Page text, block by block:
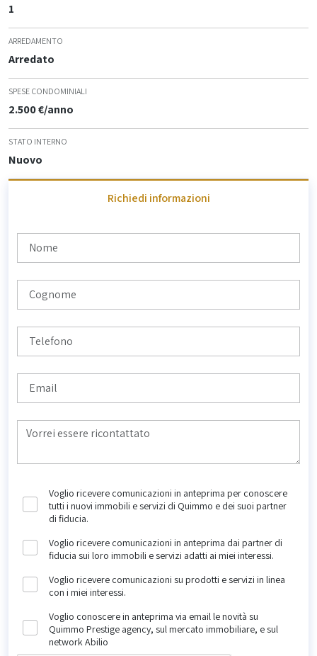
1
ARREDAMENTO
Arredato
SPESE CONDOMINIALI
2.500 €/anno
STATO INTERNO
Nuovo
Richiedi informazioni
Voglio ricevere comunicazioni in anteprima per conoscere
tutti i nuovi immobili e servizi di Quimmo e dei suoi partner
di fiducia.
Voglio ricevere comunicazioni in anteprima dai partner di
fiducia sui loro immobili e servizi adatti ai miei interessi.
Voglio ricevere comunicazioni su prodotti e servizi in linea
con i miei interessi.
Voglio conoscere in anteprima via email le novità su
Quimmo Prestige agency, sul mercato immobiliare, e sul
network Abilio